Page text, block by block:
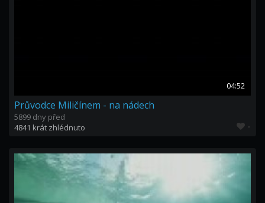
04:52
Průvodce Miličínem - na nádech
5899 dny před
4841 krát zhlédnuto
-